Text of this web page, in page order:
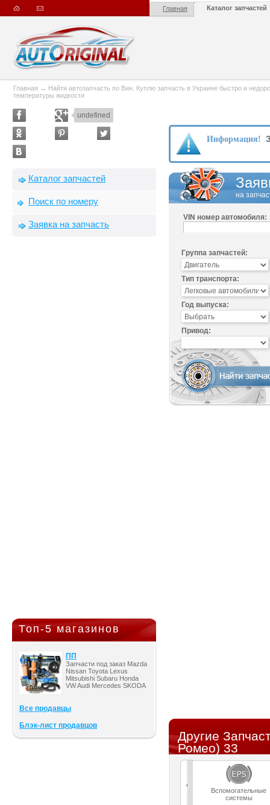
Главная Каталог запчастей
Главная → Найти автозапчасть по Вин. Куплю запчасть в Украине быстро и
температуры жидкости
undefined
Каталог запчастей
Поиск по номеру
Заявка на запчасть
Топ-5 магазинов
ПП
Запчасти под заказ Mazda
Nissan Toyota Lexus
Mitsubishi Subaru Honda
VW Audi Mercedes SKODA
Все продавцы
Блэк-лист продавцов
Информация!
на
VIN номер автомобиля:
Группа запчастей:
Тип транспорта:
Год выпуска:
Привод:
Другие
Ромео) 33
Вспомогательные
системы